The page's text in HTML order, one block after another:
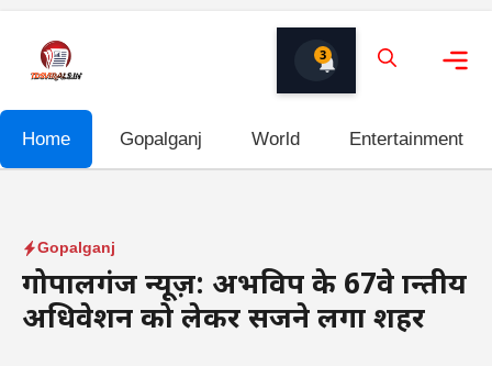
content
3
Home Gopalganj World Entertainment
Gopalganj
गोपालगंज न्यूज़: अभविप के 67वे प्रान्तीय
अधिवेशन को लेकर सजने लगा शहर